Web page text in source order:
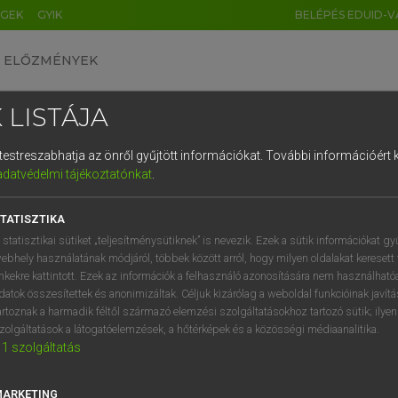
GYIK BELÉPÉS EDUID-
ELŐZMÉNYEK
uniós terminológiai szótár
VAN ELŐFIZETÉSED?
előfizetésem a teljes szócikk
NINCS ELŐFIZETÉSED?
LISTÁJA
az önről gyűjtött információkat. További információért
tájékoztatónkat.
statisztikai sütiket „teljesítménysütiknek” is nevezik. Ezek a sütik információkat
használatának módjáról, többek között arról, hogy milyen oldalakat keresett
kattintott. Ezek az információk a felhasználó azonosítására nem
összesítettek és anonimizáltak. Céljuk kizárólag a weboldal funkcióinak
a harmadik féltől származó elemzési szolgáltatásokhoz tartozó sütik;
a látogatóelemzések, a hőtérképek és a közösségi médiaanalitika.
1 szolgáltatás
DE CN FR ES IT NL
1 2 3 4 5 6 7 8 9
q w e r t z u i
a s d f g h j k l é
í y x c v b n m , .